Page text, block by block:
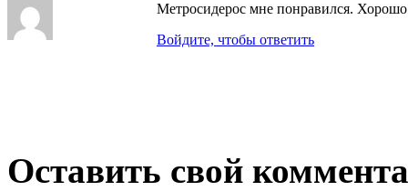
Метросидерос мне понравился.
Войдите, чтобы ответить
Оставить свой